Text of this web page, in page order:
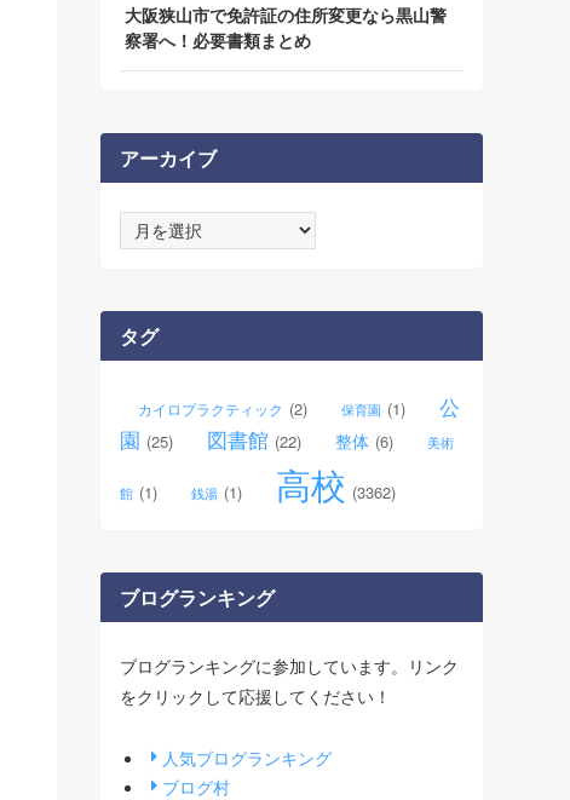
大阪狭山市で免許証の住所変更なら黒山警
察署へ！必要書類まとめ
アーカイブ
ー
ブ
タグ
カイロプラクティック (2) 保育園 (1)
公
園 (25) 図書館 (22) 整体 (6) 美術
館 (1) 銭湯 (1) 高校 (3362)
ブログランキング
ブログランキングに参加しています。リンク
をクリックして応援してください！
人気ブログランキング
ブログ村